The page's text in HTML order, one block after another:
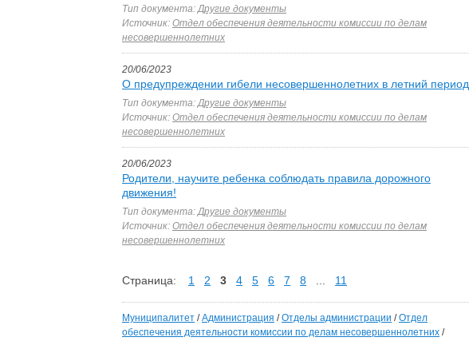
Тип документа:Другие документы
Источник: Отдел обеспечения деятельности комиссии по делам
несовершеннолетних
20/06/2023
О предупреждении гибели несовершеннолетних в летний период
Тип документа:Другие документы
Источник: Отдел обеспечения деятельности комиссии по делам
несовершеннолетних
20/06/2023
Родители, научите ребенка соблюдать правила дорожного
движения!
Тип документа:Другие документы
Источник: Отдел обеспечения деятельности комиссии по делам
несовершеннолетних
Страница: 1 2 3 4 5 6 7 8 11
Муниципалитет /Администрация /Отделы администрации /Отдел
обеспечения деятельности комиссии по делам несовершеннолетних /